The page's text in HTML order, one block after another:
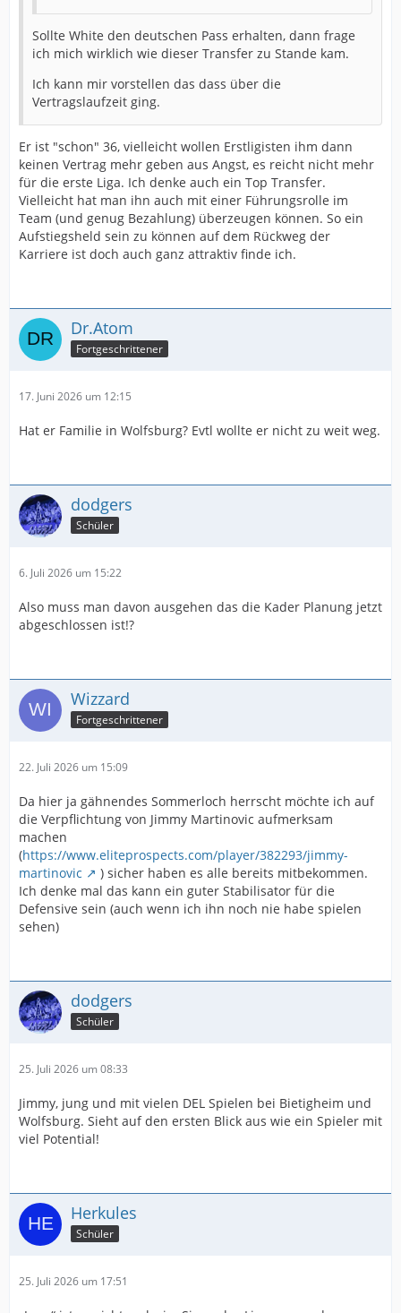
Sollte White den deutschen Pass erhalten, dann frage
ich mich wirklich wie dieser Transfer zu Stande kam.
Ich kann mir vorstellen das dass über die
Vertragslaufzeit ging.
Er ist "schon" 36, vielleicht wollen Erstligisten ihm dann
keinen Vertrag mehr geben aus Angst, es reicht nicht mehr
für die erste Liga. Ich denke auch ein Top Transfer.
Vielleicht hat man ihn auch mit einer Führungsrolle im
Team (und genug Bezahlung) überzeugen können. So ein
Aufstiegsheld sein zu können auf dem Rückweg der
Karriere ist doch auch ganz attraktiv finde ich.
Dr.Atom
Fortgeschrittener
17. Juni 2026 um 12:15
Hat er Familie in Wolfsburg? Evtl wollte er nicht zu weit weg.
dodgers
Schüler
6. Juli 2026 um 15:22
Also muss man davon ausgehen das die Kader Planung jetzt
abgeschlossen ist!?
Wizzard
Fortgeschrittener
22. Juli 2026 um 15:09
Da hier ja gähnendes Sommerloch herrscht möchte ich auf
die Verpflichtung von Jimmy Martinovic aufmerksam
machen
(https://www.eliteprospects.com/player/382293/jimmy-
martinovic
) sicher haben es alle bereits mitbekommen.
Ich denke mal das kann ein guter Stabilisator für die
Defensive sein (auch wenn ich ihn noch nie habe spielen
sehen)
dodgers
Schüler
25. Juli 2026 um 08:33
Jimmy, jung und mit vielen DEL Spielen bei Bietigheim und
Wolfsburg. Sieht auf den ersten Blick aus wie ein Spieler mit
viel Potential!
Herkules
Schüler
25. Juli 2026 um 17:51